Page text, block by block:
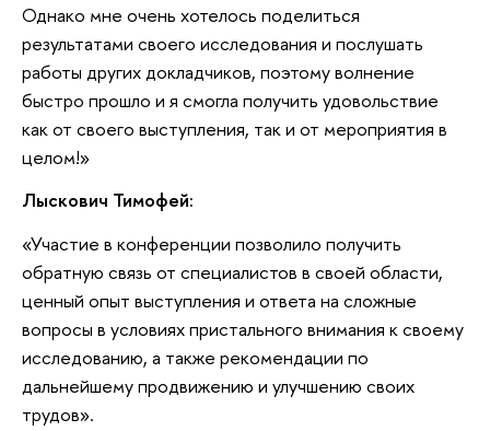
Однако мне очень хотелось поделиться
результатами своего исследования и послушать
работы других докладчиков, поэтому волнение
быстро прошло и я смогла получить удовольствие
как от своего выступления, так и от мероприятия в
целом!»
Лыскович Тимофей:
«Участие в конференции позволило получить
обратную связь от специалистов в своей области,
ценный опыт выступления и ответа на сложные
вопросы в условиях пристального внимания к своему
исследованию, а также рекомендации по
дальнейшему продвижению и улучшению своих
трудов».